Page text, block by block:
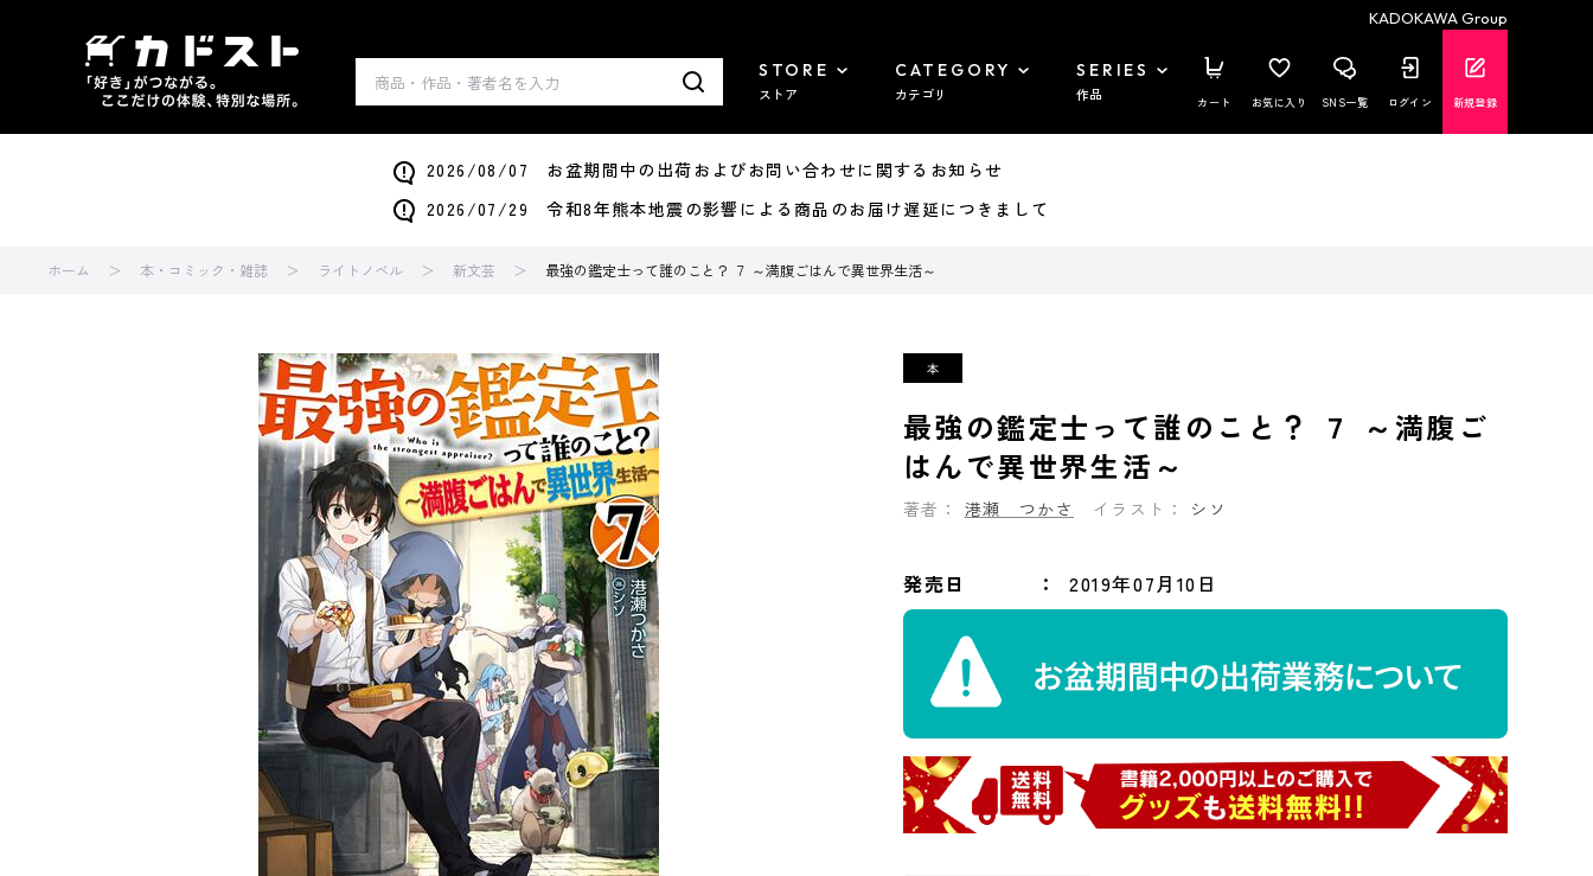
KADOKAWA Group
STORE
ストア
CATEGORY
カテゴリ
SERIES
作品 カート お気に入り SNS一覧 ログイン 新規登録
2026/08/07 お盆期間中の出荷およびお問い合わせに関するお知らせ
2026/07/29 令和8年熊本地震の影響による商品のお届け遅延につきまして
ホーム 本・コミック・雑誌 ライトノベル 新文芸 最強の鑑定士って誰のこと？ ７ ～満腹ごはんで異世界生活～
最強の鑑定士って誰のこと？ ７ ～満腹ご
はんで異世界生活～
著者： 港瀬 つかさ イラスト： シソ
発売日 2019年07月10日